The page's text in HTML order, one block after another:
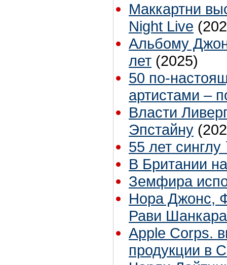
Маккартни
Night Live
Альбому
лет (2025)
50 по-
артистами –
Власти
Эпстайну
55 лет
В Британии
Земфира
Нора Джонс,
Рави Шанкара
Apple Corps.
продукции в